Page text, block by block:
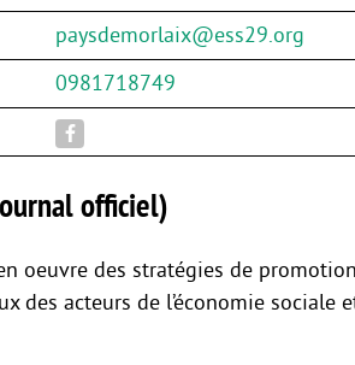
paysdemorlaix@ess29.org
0981718749
officiel)
oeuvre des stratégies de
des acteurs de l’économie sociale